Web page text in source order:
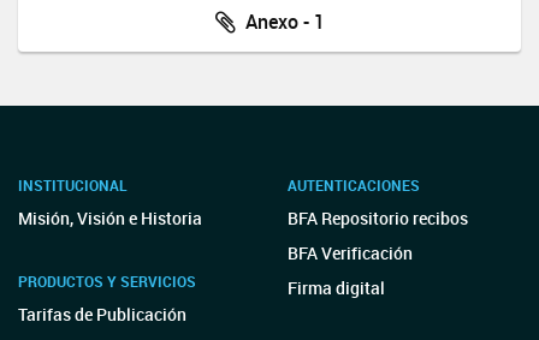
Anexo - 1
INSTITUCIONAL
Misión, Visión e Historia
PRODUCTOS Y SERVICIOS
Tarifas de Publicación
AUTENTICACIONES
BFA Repositorio recibos
BFA Verificación
Firma digital